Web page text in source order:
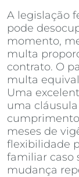
A legislação
pode
momento,
multa
contrato. O
multa
Uma
uma
meses de
flexibilidade
familiar caso
mudança